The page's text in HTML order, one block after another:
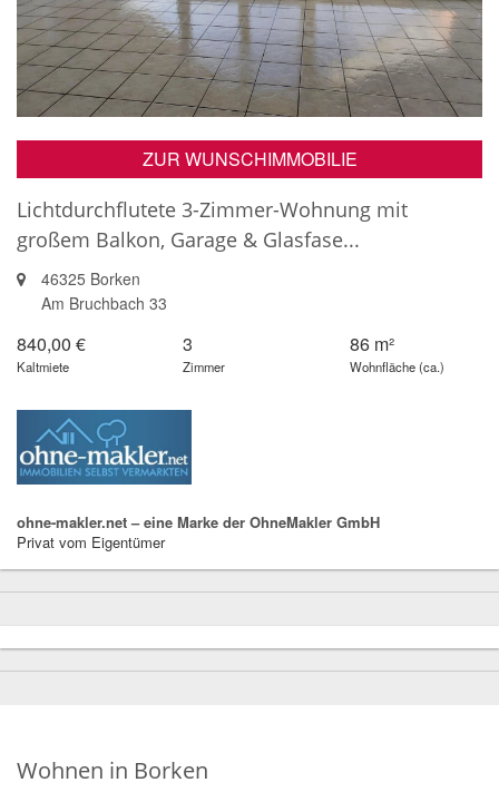
ZUR WUNSCHIMMOBILIE
Lichtdurchflutete 3-Zimmer-Wohnung mit
großem Balkon, Garage & Glasfase...
46325 Borken
Am Bruchbach 33
840,00 €
Kaltmiete
3
Zimmer
86 m²
Wohnfläche (ca.)
ohne-makler.net – eine Marke der OhneMakler GmbH
Privat vom Eigentümer
Wohnen in Borken